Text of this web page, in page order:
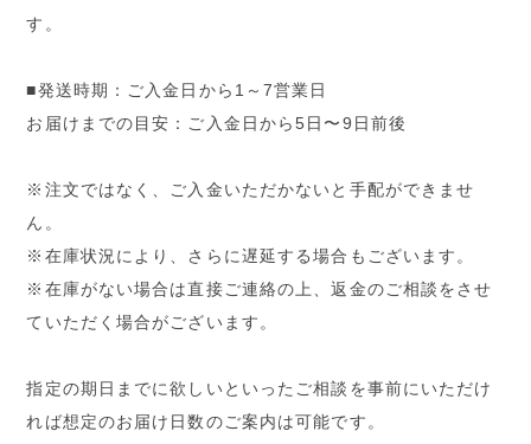
す。
■発送時期：ご入金日から1～7営業日
お届けまでの目安：ご入金日から5日〜9日前後
※注文ではなく、ご入金いただかないと手配ができませ
ん。
※在庫状況により、さらに遅延する場合もございます。
※在庫がない場合は直接ご連絡の上、返金のご相談をさせ
ていただく場合がございます。
指定の期日までに欲しいといったご相談を事前にいただけ
れば想定のお届け日数のご案内は可能です。